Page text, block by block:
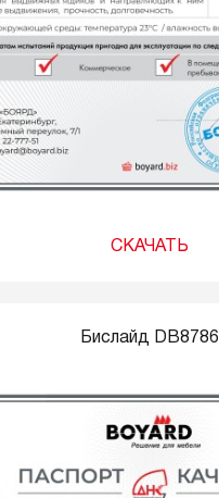
СКАЧАТЬ
Бислайд DB8786